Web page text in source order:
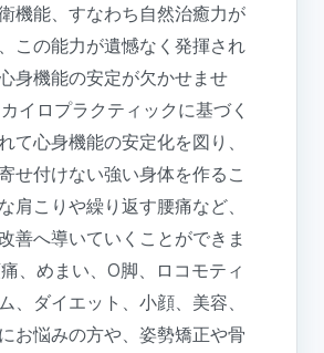
機能、すなわち自然治癒力が
この能力が遺憾なく発揮され
身機能の安定が欠かせませ
イロプラクティックに基づく
て心身機能の安定化を図り、
せ付けない強い身体を作るこ
肩こりや繰り返す腰痛など、
善へ導いていくことができま
、めまい、O脚、ロコモティ
、ダイエット、小顔、美容、
お悩みの方や、姿勢矯正や骨